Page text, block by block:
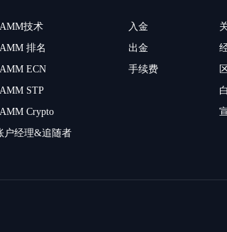
技术
排名
ECN
STP
Crypto
户经理&追随者
入金
出金
手续费